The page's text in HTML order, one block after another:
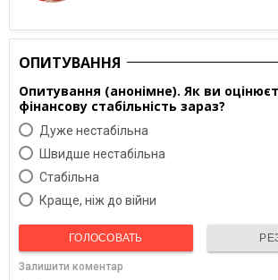
ОПИТУВАННЯ
Опитування (анонімне). Як ви
фінансову стабільність зараз?
Дуже нестабільна
Швидше нестабільна
Cтабільна
Краще, ніж до війни
ГОЛОСОВАТЬ
Залишити коментар